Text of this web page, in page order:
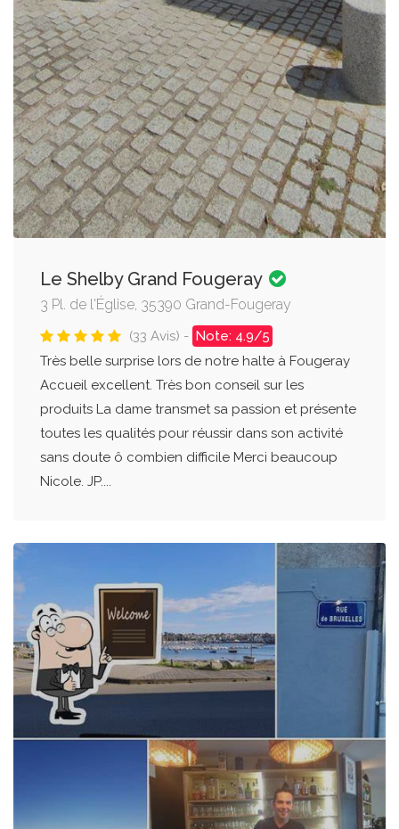
Le Shelby Grand Fougeray
3 Pl. de l'Église, 35390 Grand-Fougeray
(33 Avis) - Note: 4.9/5
Très belle surprise lors de notre halte à Fougeray
Accueil excellent. Très bon conseil sur les
produits La dame transmet sa passion et présente
toutes les qualités pour réussir dans son activité
sans doute ô combien difficile Merci beaucoup
Nicole. JP....